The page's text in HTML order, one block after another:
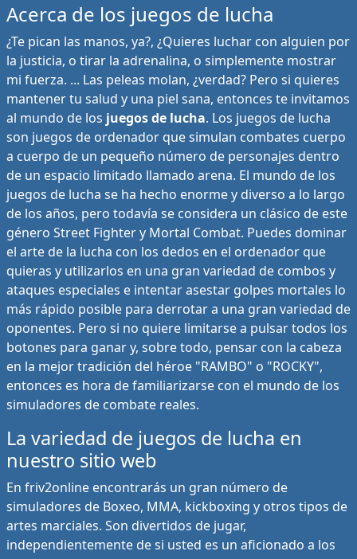
Acerca de los juegos de lucha
¿Te pican las manos, ya?, ¿Quieres luchar con alguien por
la justicia, o tirar la adrenalina, o simplemente mostrar
mi fuerza. ... Las peleas molan, ¿verdad? Pero si quieres
mantener tu salud y una piel sana, entonces te invitamos
al mundo de los juegos de lucha. Los juegos de lucha
son juegos de ordenador que simulan combates cuerpo
a cuerpo de un pequeño número de personajes dentro
de un espacio limitado llamado arena. El mundo de los
juegos de lucha se ha hecho enorme y diverso a lo largo
de los años, pero todavía se considera un clásico de este
género Street Fighter y Mortal Combat. Puedes dominar
el arte de la lucha con los dedos en el ordenador que
quieras y utilizarlos en una gran variedad de combos y
ataques especiales e intentar asestar golpes mortales lo
más rápido posible para derrotar a una gran variedad de
oponentes. Pero si no quiere limitarse a pulsar todos los
botones para ganar y, sobre todo, pensar con la cabeza
en la mejor tradición del héroe "RAMBO" o "ROCKY",
entonces es hora de familiarizarse con el mundo de los
simuladores de combate reales.
La variedad de juegos de lucha en
nuestro sitio web
En friv2online encontrarás un gran número de
simuladores de Boxeo, MMA, kickboxing y otros tipos de
artes marciales. Son divertidos de jugar,
independientemente de si usted es un aficionado a los